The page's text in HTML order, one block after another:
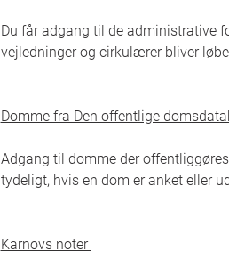
Du får adgang til de administrative
vejledninger og cirkulærer bliver
Domme fra Den offentlige
Adgang til domme der
tydeligt, hvis en dom er anket eller
Karnovs noter